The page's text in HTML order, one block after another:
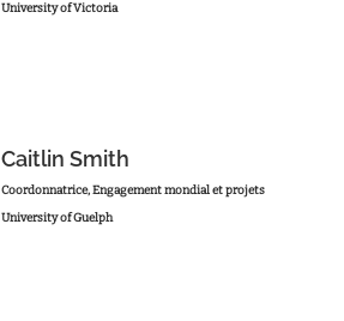
University of Victoria
Caitlin Smith
Coordonnatrice, Engagement mondial et projets
University of Guelph